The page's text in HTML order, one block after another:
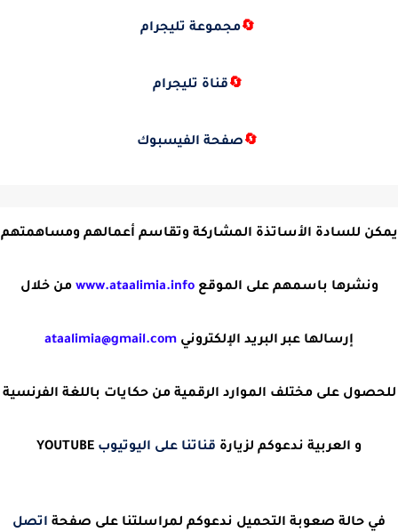
🔄مجموعة تليجرام
🔄قناة تليجرام
🔄صفحة الفيسبوك
يمكن للسادة الأساتذة المشاركة وتقاسم أعمالهم ومساهمتهم
ونشرها باسمهم على الموقعwww.ataalimia.info من خلال
إرسالها عبر البريد الإلكتروني ataalimia@gmail.com
للحصول على مختلف الموارد الرقمية من حكايات باللغة الفرنسية
و العربية ندعوكم لزيارة قناتنا على اليوتيوب
في حالة صعوبة التحميل ندعوكم لمراسلتنا على صفحة اتصل